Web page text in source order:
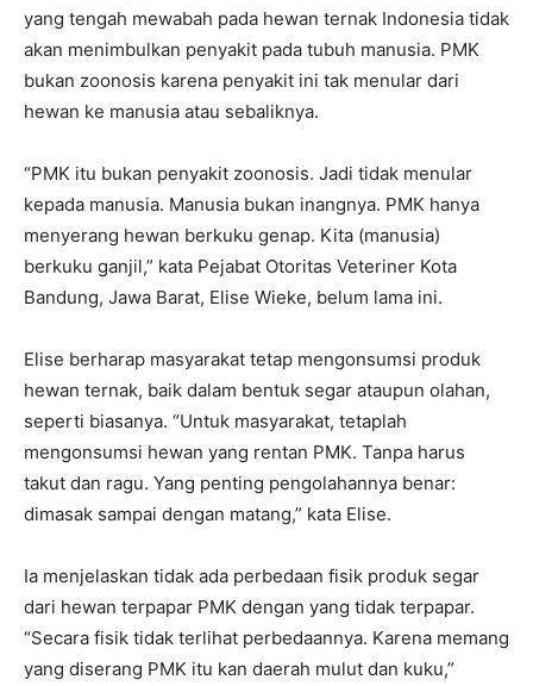
yang tengah mewabah pada hewan ternak Indonesia tidak
akan menimbulkan penyakit pada tubuh manusia. PMK
bukan zoonosis karena penyakit ini tak menular dari
hewan ke manusia atau sebaliknya.
“PMK itu bukan penyakit zoonosis. Jadi tidak menular
kepada manusia. Manusia bukan inangnya. PMK hanya
menyerang hewan berkuku genap. Kita (manusia)
berkuku ganjil,” kata Pejabat Otoritas Veteriner Kota
Bandung, Jawa Barat, Elise Wieke, belum lama ini.
Elise berharap masyarakat tetap mengonsumsi produk
hewan ternak, baik dalam bentuk segar ataupun olahan,
seperti biasanya. “Untuk masyarakat, tetaplah
mengonsumsi hewan yang rentan PMK. Tanpa harus
takut dan ragu. Yang penting pengolahannya benar:
dimasak sampai dengan matang,” kata Elise.
Ia menjelaskan tidak ada perbedaan fisik produk segar
dari hewan terpapar PMK dengan yang tidak terpapar.
“Secara fisik tidak terlihat perbedaannya. Karena memang
yang diserang PMK itu kan daerah mulut dan kuku,”